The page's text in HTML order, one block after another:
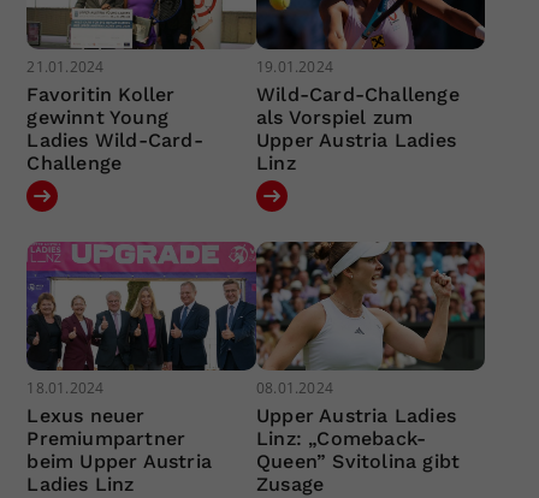
21.01.2024
Favoritin Koller
gewinnt Young
Ladies Wild-Card-
Challenge
19.01.2024
Wild-Card-Challenge
als Vorspiel zum
Upper Austria Ladies
Linz
18.01.2024
Lexus neuer
Premiumpartner
beim Upper Austria
Ladies Linz
08.01.2024
Upper Austria Ladies
Linz: „Comeback-
Queen” Svitolina gibt
Zusage